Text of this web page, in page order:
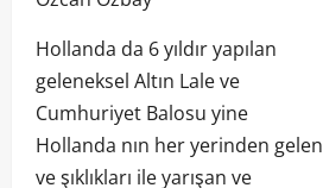
Hollanda da 6 yıldır yapılan
geleneksel Altın Lale ve
Cumhuriyet Balosu yine
Hollanda nın her yerinden gelen
ve şıklıkları ile yarışan ve